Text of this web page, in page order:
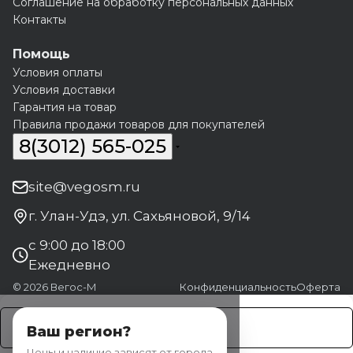
Контакты
Помощь
Условия оплаты
Условия доставки
Гарантия на товар
Правила продажи товаров для покупателей
8(3012) 565-025
site@vegosm.ru
г. Улан-Удэ, ул. Сахьяновой, 9/14
с 9:00 до 18:00
Ежедневно
© 2026 Вегос-М КонфиденциальностьОферта
Ваш регион?